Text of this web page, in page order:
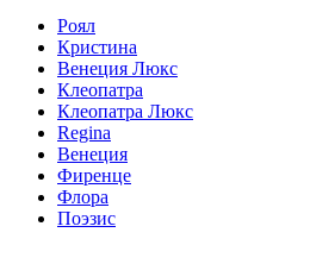
Роял
Кристина
Венеция Люкс
Клеопатра
Клеопатра Люкс
Regina
Венеция
Фиренце
Флора
Поэзис